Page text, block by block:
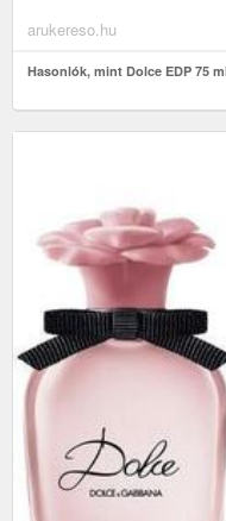
arukereso.hu
Hasonlók, mint Dolce EDP 75